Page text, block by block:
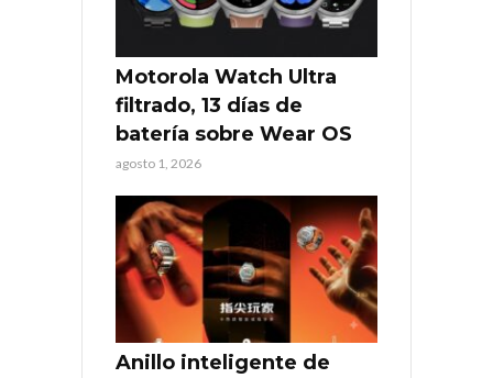
Motorola Watch Ultra
filtrado, 13 días de
batería sobre Wear OS
agosto 1, 2026
Anillo inteligente de